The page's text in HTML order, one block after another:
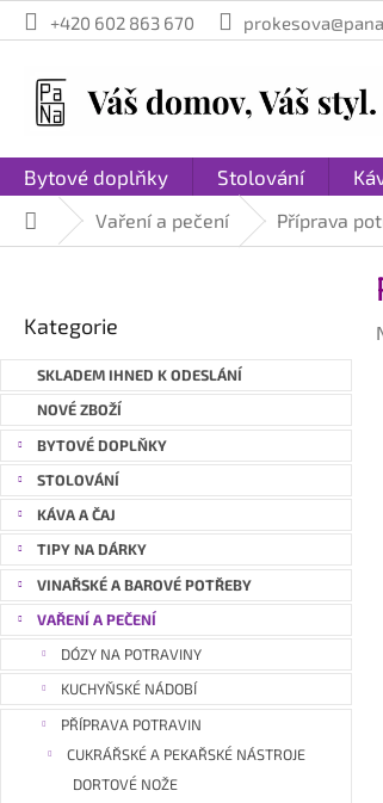
Přejít
na
+420 602 863 670
Bytové doplňky Stolování
DomůVaření a pečení Příprava
a
n
n
í
n
e
l
kategorie
Kategorie
SKLADEM IHNED K ODESLÁNÍ
NOVÉ ZBOŽÍ
BYTOVÉ DOPLŇKY
STOLOVÁNÍ
KÁVA A ČAJ
TIPY NA DÁRKY
VINAŘSKÉ A BAROVÉ POTŘEBY
VAŘENÍ A PEČENÍ
DÓZY NA POTRAVINY
KUCHYŇSKÉ NÁDOBÍ
PŘÍPRAVA POTRAVIN
CUKRÁŘSKÉ A PEKAŘSKÉ NÁSTROJE
DORTOVÉ NOŽE